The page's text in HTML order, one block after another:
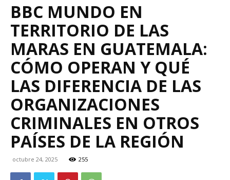
BBC MUNDO EN
TERRITORIO DE LAS
MARAS EN GUATEMALA:
CÓMO OPERAN Y QUÉ
LAS DIFERENCIA DE LAS
ORGANIZACIONES
CRIMINALES EN OTROS
PAÍSES DE LA REGIÓN
octubre 24, 2025 255